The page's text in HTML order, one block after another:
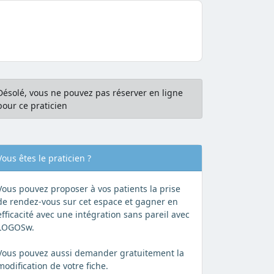
vous ne pouvez pas réserver en ligne
ce praticien
êtes le praticien ?
pouvez proposer à vos patients la prise
rendez-vous sur cet espace et gagner en
avec une intégration sans pareil avec
pouvez aussi demander gratuitement la
de votre fiche.